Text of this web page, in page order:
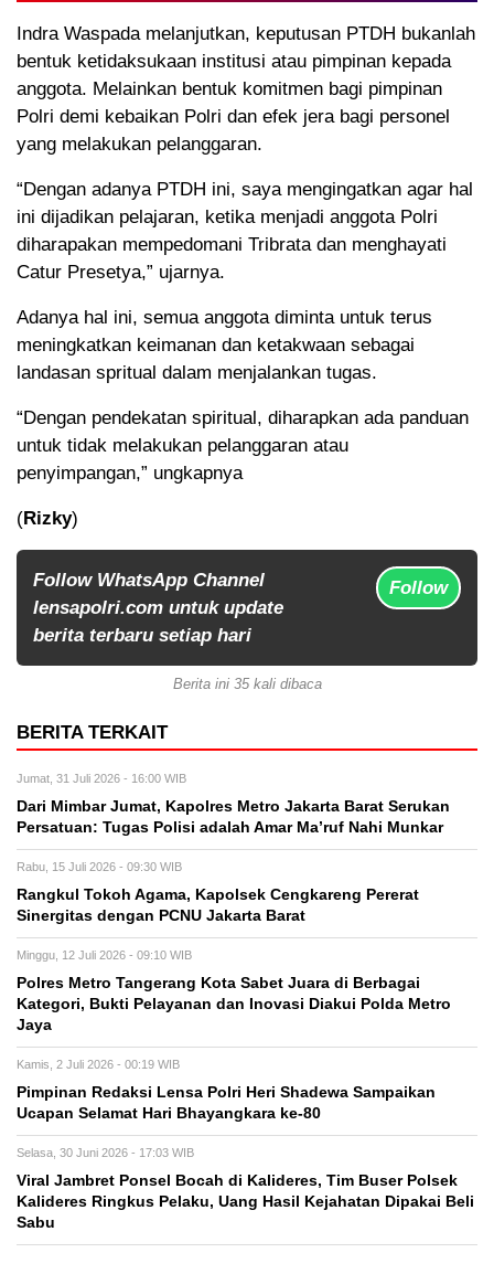
Indra Waspada melanjutkan, keputusan PTDH bukanlah
bentuk ketidaksukaan institusi atau pimpinan kepada
anggota. Melainkan bentuk komitmen bagi pimpinan
Polri demi kebaikan Polri dan efek jera bagi personel
yang melakukan pelanggaran.
“Dengan adanya PTDH ini, saya mengingatkan agar hal
ini dijadikan pelajaran, ketika menjadi anggota Polri
diharapakan mempedomani Tribrata dan menghayati
Catur Presetya,” ujarnya.
Adanya hal ini, semua anggota diminta untuk terus
meningkatkan keimanan dan ketakwaan sebagai
landasan spritual dalam menjalankan tugas.
“Dengan pendekatan spiritual, diharapkan ada panduan
untuk tidak melakukan pelanggaran atau
penyimpangan,” ungkapnya
(Rizky)
Follow WhatsApp Channel
lensapolri.com untuk update
berita terbaru setiap hari
Follow
Berita ini 35 kali dibaca
BERITA TERKAIT
Jumat, 31 Juli 2026 - 16:00 WIB
Dari Mimbar Jumat, Kapolres Metro Jakarta Barat Serukan
Persatuan: Tugas Polisi adalah Amar Ma’ruf Nahi Munkar
Rabu, 15 Juli 2026 - 09:30 WIB
Rangkul Tokoh Agama, Kapolsek Cengkareng Pererat
Sinergitas dengan PCNU Jakarta Barat
Minggu, 12 Juli 2026 - 09:10 WIB
Polres Metro Tangerang Kota Sabet Juara di Berbagai
Kategori, Bukti Pelayanan dan Inovasi Diakui Polda Metro
Jaya
Kamis, 2 Juli 2026 - 00:19 WIB
Pimpinan Redaksi Lensa Polri Heri Shadewa Sampaikan
Ucapan Selamat Hari Bhayangkara ke-80
Selasa, 30 Juni 2026 - 17:03 WIB
Viral Jambret Ponsel Bocah di Kalideres, Tim Buser Polsek
Kalideres Ringkus Pelaku, Uang Hasil Kejahatan Dipakai Beli
Sabu